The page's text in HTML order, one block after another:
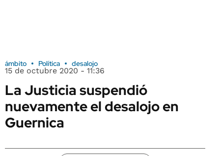
ámbito Política desalojo
15 de octubre 2020 - 11:36
La Justicia suspendió
nuevamente el desalojo en
Guernica